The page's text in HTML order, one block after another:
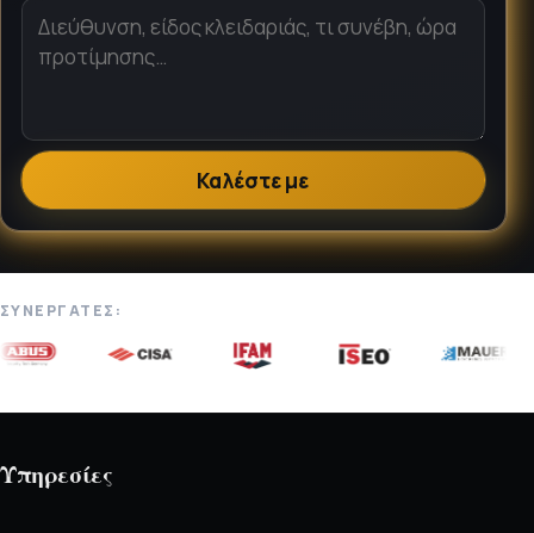
Καλέστε με
ΣΥΝΕΡΓΆΤΕΣ:
Υπηρεσίες